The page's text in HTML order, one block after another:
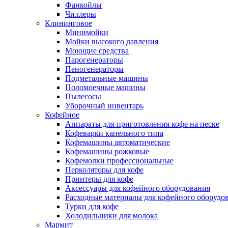
Фанкойлы
Чиллеры
Клининговое
Минимойки
Мойки высокого давления
Моющие средства
Парогенераторы
Пеногенераторы
Подметальные машины
Поломоечные машины
Пылесосы
Уборочный инвентарь
Кофейное
Аппараты для приготовления кофе на песке
Кофеварки капельного типа
Кофемашины автоматические
Кофемашины рожковые
Кофемолки профессиональные
Перколяторы для кофе
Принтеры для кофе
Аксессуары для кофейного оборудования
Расходные материалы для кофейного
Турки для кофе
Холодильники для молока
Мармит